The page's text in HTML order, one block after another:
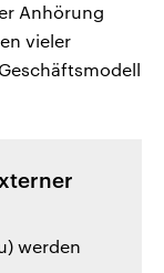
Anhörung
vieler
werden